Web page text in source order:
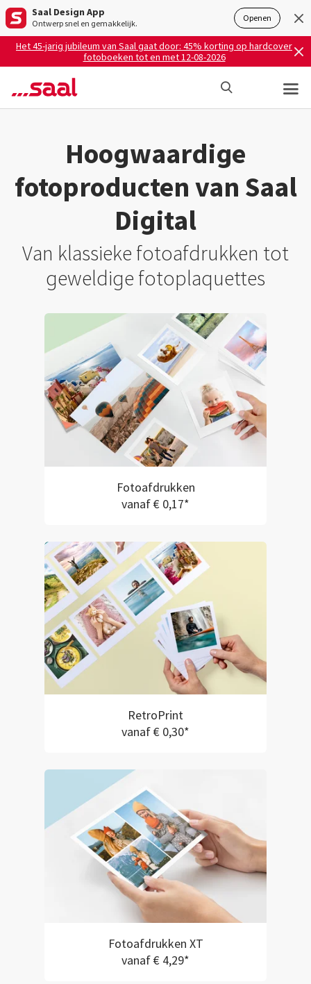
Saal Design App
Ontwerp snel en gemakkelijk. Openen
Het 45-jarig jubileum van Saal gaat door: 45% korting op hardcover
fotoboeken tot en met 12-08-2026
Hoogwaardige
fotoproducten van Saal
Digital
Van klassieke fotoafdrukken tot
geweldige fotoplaquettes
Fotoafdrukken
vanaf € 0,17*
RetroPrint
vanaf € 0,30*
Fotoafdrukken XT
vanaf € 4,29*